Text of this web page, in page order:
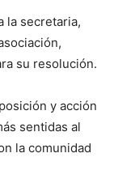
la secretaria,
su resolución.
y acción
sentidas al
la comunidad